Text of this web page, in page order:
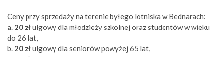
Ceny przy sprzedaży na terenie byłego lotniska w Bednarach:
a. 20 złulgowy dla młodzieży szkolnej oraz studentów w wieku
do 26 lat,
b. 20 złulgowy dla seniorów powyżej 65 lat,